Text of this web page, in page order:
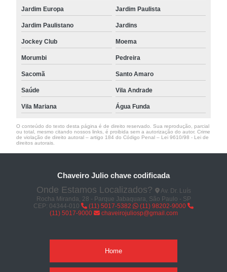
Jardim Europa Jardim Paulista
Jardim Paulistano Jardins
Jockey Club Moema
Morumbi Pedreira
Sacomã Santo Amaro
Saúde Vila Andrade
Vila Mariana Água Funda
O conteúdo do texto desta página é de direito reservado. Sua reprodução, parcial
ou total, mesmo citando nossos links, é proibida sem a autorização do autor. Crime
de violação de direito autoral – artigo 184 do Código Penal – Lei 9610/98 - Lei de
direitos autorais
Chaveiro Julio chave codificada
Onde Estamos Localizados?
Av. Dr. Luís
Rocha Miranda, 28 - Parque Jabaquara, São Paulo - SP
CEP: 04344-010
(11) 5017-5382
(11) 98202-9000
(11) 5017-9000
chaveirojuliosp@gmail.com
Home